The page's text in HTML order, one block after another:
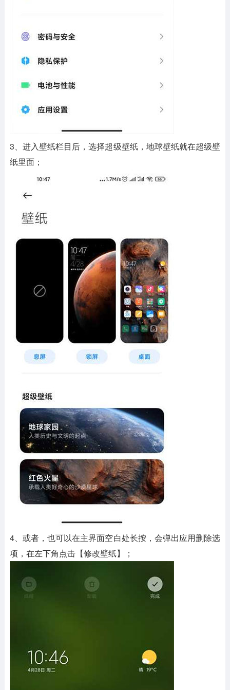
3、进入壁纸栏目后，选择超级壁纸，地球壁纸就在超级壁
纸里面；
4、或者，也可以在主界面空白处长按，会弹出应用删除选
项，在左下角点击【修改壁纸】；